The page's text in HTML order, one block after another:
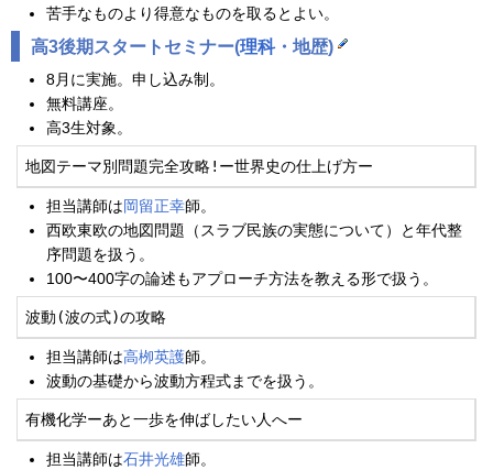
苦手なものより得意なものを取るとよい。
高3後期スタートセミナー(理科・地歴)
8月に実施。申し込み制。
無料講座。
高3生対象。
地図テーマ別問題完全攻略!ー世界史の仕上げ方ー
担当講師は岡留正幸師。
西欧東欧の地図問題（スラブ民族の実態について）と年代整
序問題を扱う。
100〜400字の論述もアプローチ方法を教える形で扱う。
波動(波の式)の攻略
担当講師は高栁英護師。
波動の基礎から波動方程式までを扱う。
有機化学ーあと一歩を伸ばしたい人へー
担当講師は石井光雄師。